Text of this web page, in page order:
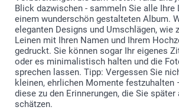
Blick dazwischen - sammeln Sie alle
einem wunderschön gestalteten Album.
eleganten Designs und Umschlägen, wie
Leinen mit Ihren Namen und Ihrem
gedruckt. Sie können sogar Ihr eigenes
oder es minimalistisch halten und die
sprechen lassen. Tipp: Vergessen Sie
kleinen, ehrlichen Momente festzuhalten
diese zu den Erinnerungen, die Sie
schätzen.